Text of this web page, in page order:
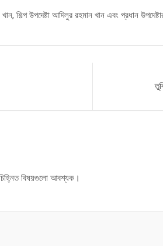
খান, শিল্প উপদেষ্টা আদিলুর রহমান খান এবং প্রধান
বিষয়গুলো আবশ্যক।